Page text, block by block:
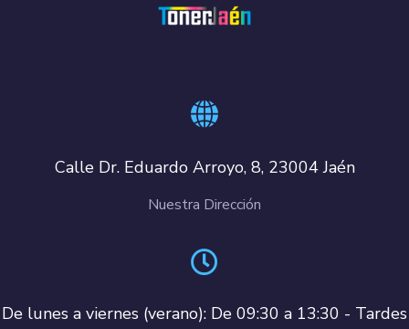
Calle Dr. Eduardo Arroyo, 8, 23004 Jaén
Nuestra Dirección
De lunes a viernes (verano): De 09:30 a 13:30 - Tardes